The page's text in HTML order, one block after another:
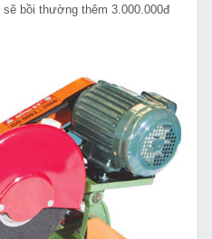
sẽ bồi thường thêm 3.000.000đ